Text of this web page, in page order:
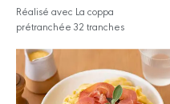
Réalisé avec La coppa
prétranchée 32 tranches